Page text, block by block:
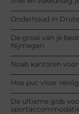
Onderhoud in
De groei van je
Nijmegen
Noab kantoren
Hoe pvc vloer
De ultieme gids